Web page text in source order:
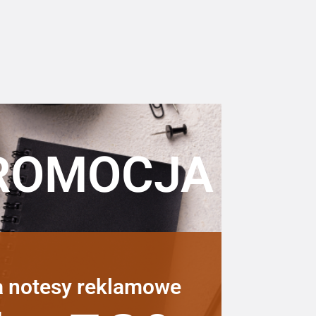
notesy reklamowe